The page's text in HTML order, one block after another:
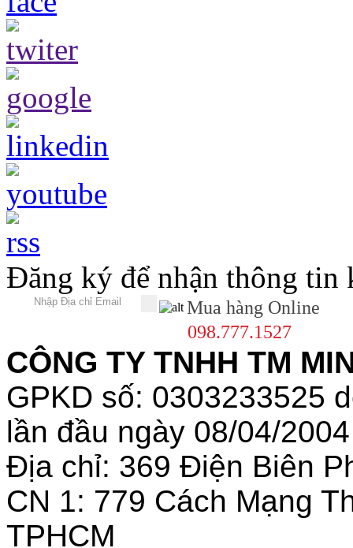
Đăng ký để nhận thông tin
Mua hàng Online
098.777.1527
CÔNG TY TNHH TM
GPKD số: 0303233525
lần đầu ngày 08/04/2004
Địa chỉ: 369 Điện Biên
CN 1: 779 Cách Mạng
TPHCM